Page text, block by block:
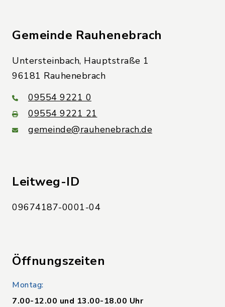
Gemeinde Rauhenebrach
Untersteinbach, Hauptstraße 1
96181 Rauhenebrach
09554 9221 0
09554 9221 21
gemeinde@rauhenebrach.de
Leitweg-ID
09674187-0001-04
Öffnungszeiten
Montag:
7.00-12.00 und 13.00-18.00 Uhr